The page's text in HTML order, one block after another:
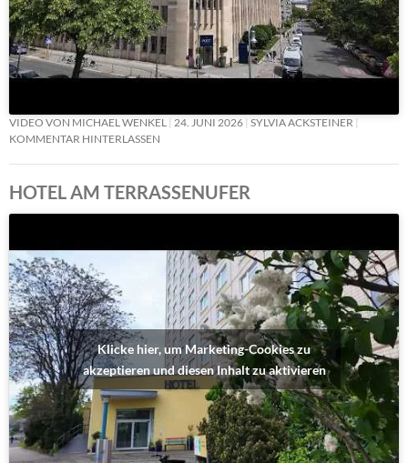
VIDEO VON MICHAEL WENKEL 24. JUNI 2026 SYLVIA ACKSTEINER
KOMMENTAR HINTERLASSEN
HOTEL AM TERRASSENUFER
Klicke hier, um Marketing-Cookies zu
akzeptieren und diesen Inhalt zu aktivieren